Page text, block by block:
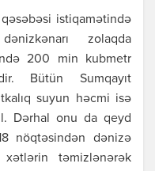
qəsəbəsi istiqamətində
zolaqda
200 min kubmetr
Bütün Sumqayıt
suyun həcmi isə
Dərhal onu da qeyd
nöqtəsindən dənizə
təmizlənərək